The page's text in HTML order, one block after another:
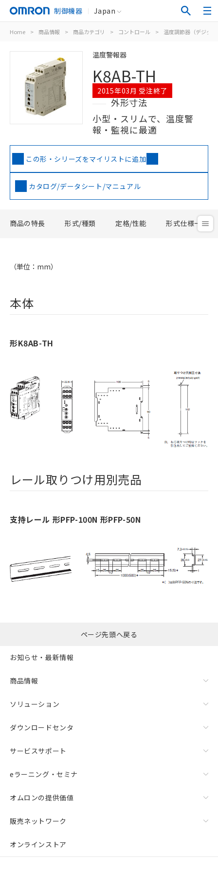
制御機器 Japan
Home > 商品情報 > 商品カテゴリ > コントロール > 温度調節器（デジタ
温度警報器
K8AB-TH
2015年03月 受注終了
外形寸法
小型・スリムで、温度警
報・監視に最適
この形・シリーズをマイリストに追加
カタログ/データシート/マニュアル
商品の特長 形式/種類 定格/性能 形式仕様一覧
（単位：mm）
本体
形K8AB-TH
レール取りつけ用別売品
支持レール 形PFP-100N 形PFP-50N
ページ先頭へ戻る
お知らせ・最新情報
商品情報
ソリューション
ダウンロードセンタ
サービスサポート
eラーニング・セミナ
オムロンの提供価値
販売ネットワーク
オンラインストア